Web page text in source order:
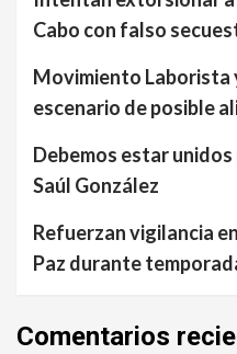
Cabo con falso
Movimiento Laborista
escenario de posible
Debemos estar
Saúl González
Refuerzan vigilancia
Paz durante
Comentarios